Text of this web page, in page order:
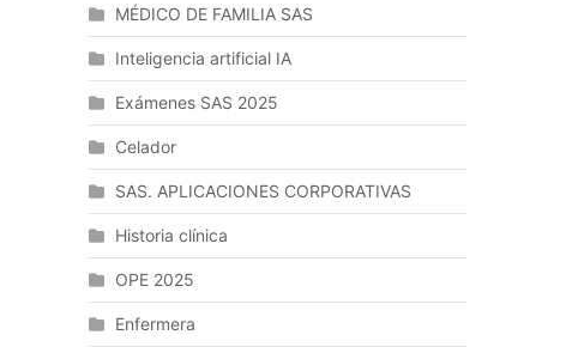
MÉDICO DE FAMILIA SAS
Inteligencia artificial IA
Exámenes SAS 2025
Celador
SAS. APLICACIONES CORPORATIVAS
Historia clínica
OPE 2025
Enfermera